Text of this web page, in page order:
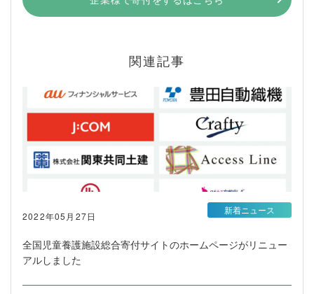
関連記事
2022年05月27日
全国児童養護施設総合寄付サイトのホームページがリニュー
アルしました
新着ニュース